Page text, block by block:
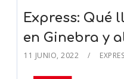
Express: Qué
en Ginebra y
11 JUNIO, 2022